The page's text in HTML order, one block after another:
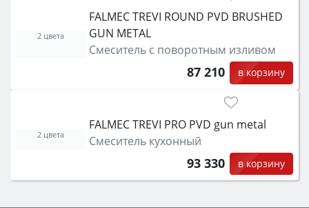
FALMEC TREVI ROUND PVD BRUSHED
GUN METAL
Смеситель с поворотным изливом
87 210 в корзину
2 цвета
FALMEC TREVI PRO PVD gun metal
Смеситель кухонный
93 330 в корзину
2 цвета